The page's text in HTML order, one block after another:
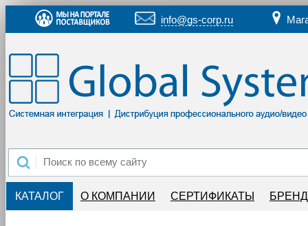
info@gs-corp.ru
КАТАЛОГ О КОМПАНИИ СЕРТИФИКАТЫ